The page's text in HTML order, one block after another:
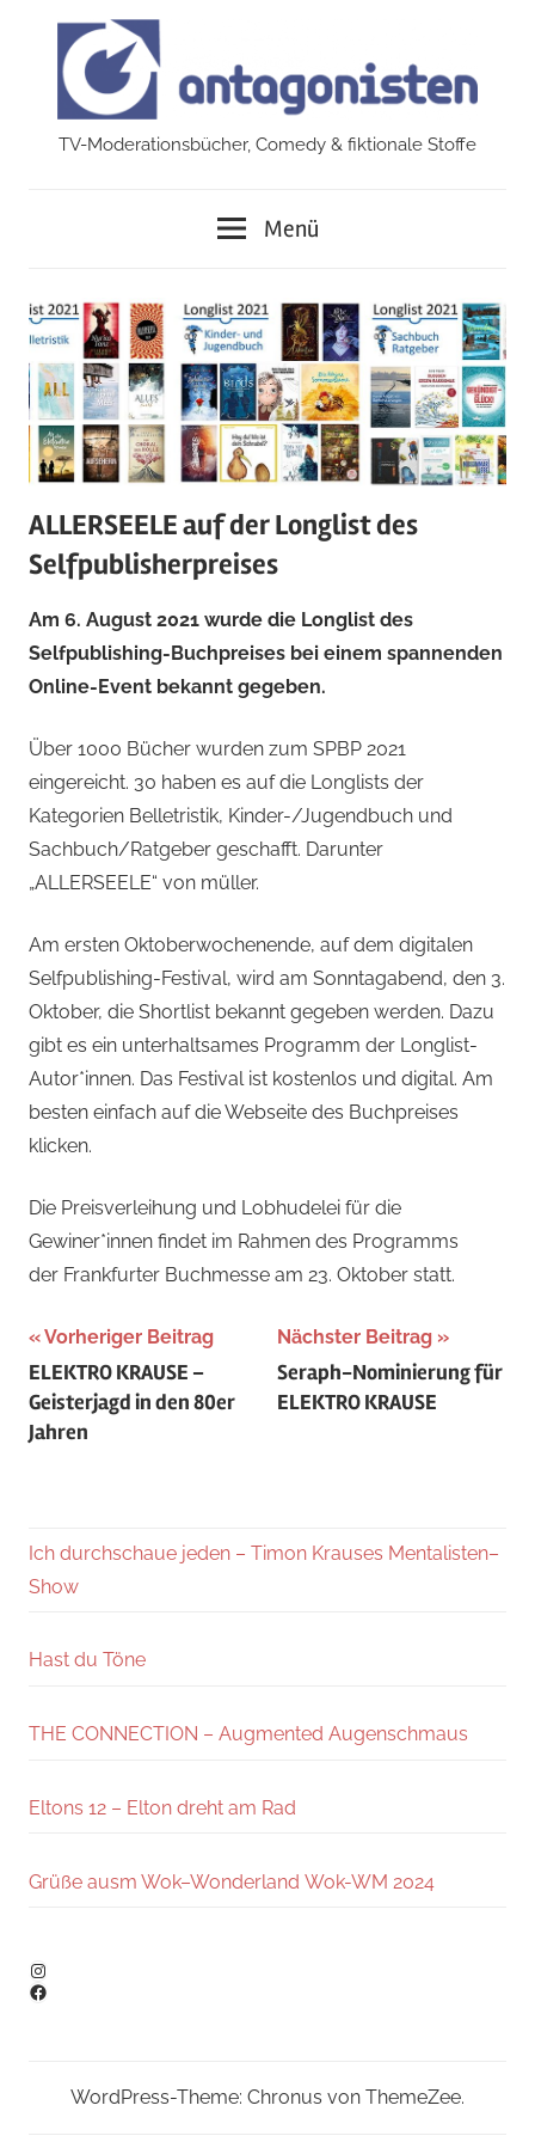
springen
antagonisten
TV-Moderationsbücher, Comedy & fiktionale Stoffe
Menü
ALLERSEELE auf der Longlist des
Selfpublisherpreises
Am 6. August 2021 wurde die Longlist des
Selfpublishing-Buchpreises bei einem spannenden
Online-Event bekannt gegeben.
Über 1000 Bücher wurden zum SPBP 2021
eingereicht. 30 haben es auf die Longlists der
Kategorien Belletristik, Kinder-/Jugendbuch und
Sachbuch/Ratgeber geschafft. Darunter
„ALLERSEELE“ von müller.
Am ersten Oktoberwochenende, auf dem digitalen
Selfpublishing-Festival, wird am Sonntagabend, den 3.
Oktober, die Shortlist bekannt gegeben werden. Dazu
gibt es ein unterhaltsames Programm der Longlist-
Autor*innen. Das Festival ist kostenlos und digital. Am
besten einfach auf die Webseite des Buchpreises
klicken.
Die Preisverleihung und Lobhudelei für die
Gewiner*innen findet im Rahmen des Programms
der Frankfurter Buchmesse am 23. Oktober statt.
Schlagwörter:
Allerseele ,
beseelt,
Koma,
Schamanismus
Verkehrsunfall
Beitragsnavigation
Vorheriger Beitrag
ELEKTRO KRAUSE –
Geisterjagd in den 80er
Jahren
Nächster Beitrag
Seraph-Nominierung für
ELEKTRO KRAUSE
Ich durchschaue jeden – Timon Krauses Mentalisten–
Show
Hast du Töne
THE CONNECTION – Augmented Augenschmaus
Eltons 12 – Elton dreht am Rad
Grüße ausm Wok–Wonderland Wok-WM 2024
Instagram
Facebook
WordPress-Theme: Chronus von ThemeZee.